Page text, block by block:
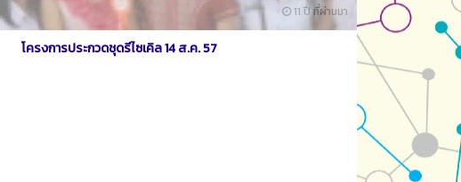
11 ปี ที่ผ่านมา
โครงการประกวดชุดรีไซเคิล 14 ส.ค. 57